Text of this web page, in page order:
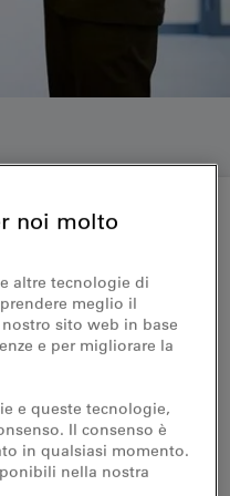
zentrales
Frutigen
noi molto
altre tecnologie di
meglio il
sito web in base
e per migliorare la
e queste tecnologie,
Il consenso è
in qualsiasi momento.
nella nostra